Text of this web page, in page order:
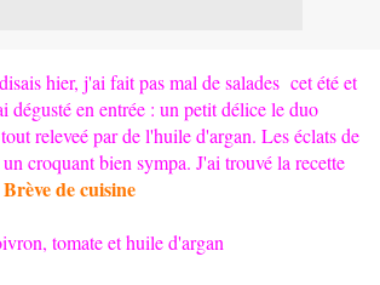
hier, j'ai fait pas mal de salades cet été et
dégusté en entrée : un petit délice le duo
releveé par de l'huile d'argan. Les éclats de
croquant bien sympa. J'ai trouvé la recette
Brève de cuisine